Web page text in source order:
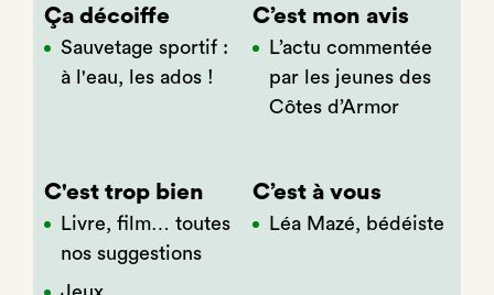
Ça décoiffe
Sauvetage sportif :
à l'eau, les ados !
C’est mon avis
L’actu commentée
par les jeunes des
Côtes d’Armor
C'est trop bien
Livre, film… toutes
nos suggestions
C’est à vous
Léa Mazé, bédéiste